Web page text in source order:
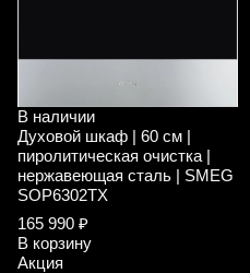
В наличии
Духовой шкаф | 60 см |
пиролитическая очистка |
нержавеющая сталь | SMEG
SOP6302TX
165 990 ₽
В корзину
Акция